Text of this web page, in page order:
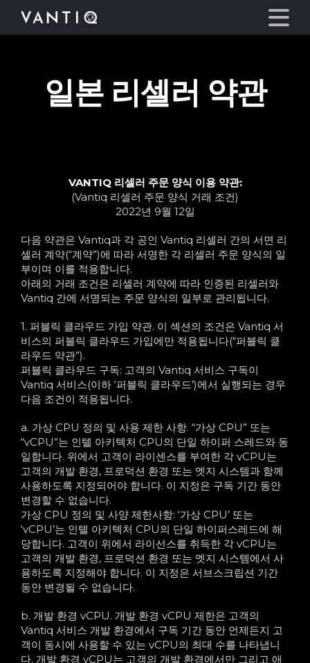
플랫폼
리소스
언어
일본 리셀러 약관
VANTIQ 리셀러 주문 양식 이용 약관:
(Vantiq 리셀러 주문 양식 거래 조건)
2022년 9월 12일
다음 약관은 Vantiq과 각 공인 Vantiq 리셀러 간의 서면 리
셀러 계약(“계약”)에 따라 서명한 각 리셀러 주문 양식의 일
부이며 이를 적용합니다.
아래의 거래 조건은 리셀러 계약에 따라 인증된 리셀러와
Vantiq 간에 서명되는 주문 양식의 일부로 관리됩니다.
1. 퍼블릭 클라우드 가입 약관. 이 섹션의 조건은 Vantiq 서
비스의 퍼블릭 클라우드 가입에만 적용됩니다(“퍼블릭 클
라우드 약관”).
퍼블릭 클라우드 구독: 고객의 Vantiq 서비스 구독이
Vantiq 서비스(이하 ‘퍼블릭 클라우드’)에서 실행되는 경우
다음 조건이 적용됩니다.
a. 가상 CPU 정의 및 사용 제한 사항. “가상 CPU” 또는
“vCPU”는 인텔 아키텍처 CPU의 단일 하이퍼 스레드와 동
일합니다. 위에서 고객이 라이센스를 부여한 각 vCPU는
고객의 개발 환경, 프로덕션 환경 또는 엣지 시스템과 함께
사용하도록 지정되어야 합니다. 이 지정은 구독 기간 동안
변경할 수 없습니다.
가상 CPU 정의 및 사양 제한사항: ‘가상 CPU’ 또는
‘vCPU’는 인텔 아키텍처 CPU의 단일 하이퍼스레드에 해
당합니다. 고객이 위에서 라이선스를 취득한 각 vCPU는
고객의 개발 환경, 프로덕션 환경 또는 엣지 시스템에서 사
용하도록 지정해야 합니다. 이 지정은 서브스크립션 기간
동안 변경될 수 없습니다.
b. 개발 환경 vCPU. 개발 환경 vCPU 제한은 고객의
Vantiq 서비스 개발 환경에서 구독 기간 동안 언제든지 고
객이 동시에 사용할 수 있는 vCPU의 최대 수를 나타냅니
다. 개발 환경 vCPU는 고객의 개발 환경에서만 그리고 애